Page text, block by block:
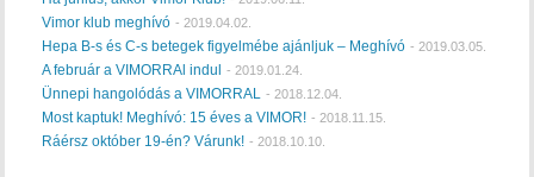
Vimor klub meghívó - 2019.04.02.
Hepa B-s és C-s betegek figyelmébe ajánljuk – Meghívó - 2019.03.05.
A február a VIMORRAl indul - 2019.01.24.
Ünnepi hangolódás a VIMORRAL - 2018.12.04.
Most kaptuk! Meghívó: 15 éves a VIMOR! - 2018.11.15.
Ráérsz október 19-én? Várunk! - 2018.10.10.